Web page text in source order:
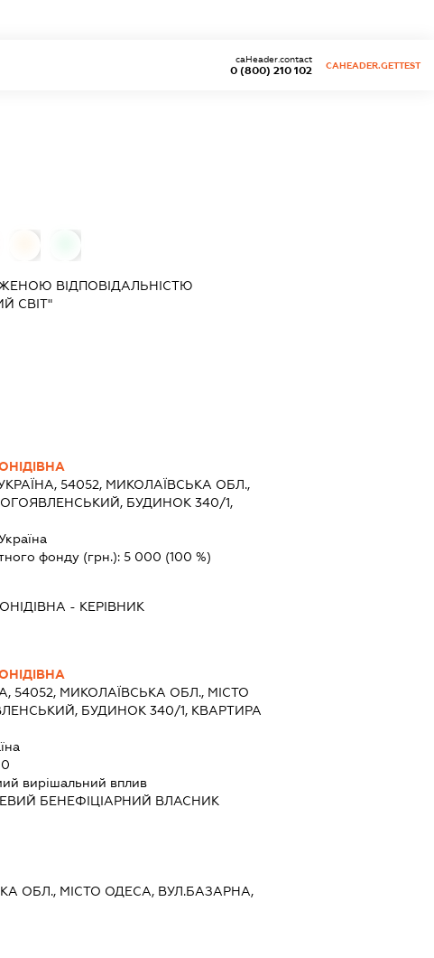
0 (800) 210 102
caHeader.contact
CAHEADER.GETTEST
ВІДПОВІДАЛЬНІСТЮ
СВІТ"
54052, МИКОЛАЇВСЬКА ОБЛ.,
БУДИНОК 340/1,
фонду (грн.): 5 000 (100 %)
- КЕРІВНИК
54052, МИКОЛАЇВСЬКА ОБЛ., МІСТО
БУДИНОК 340/1, КВАРТИРА
вирішальний вплив
БЕНЕФІЦІАРНИЙ ВЛАСНИК
ОБЛ., МІСТО ОДЕСА, ВУЛ.БАЗАРНА,